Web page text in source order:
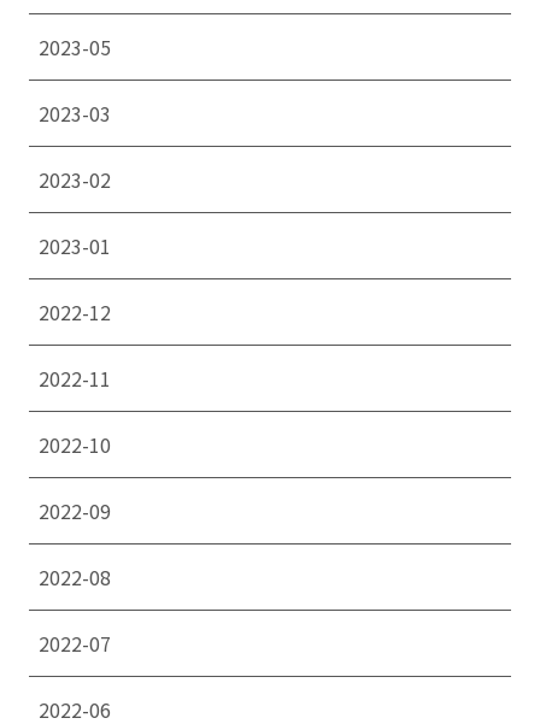
2023-05
2023-03
2023-02
2023-01
2022-12
2022-11
2022-10
2022-09
2022-08
2022-07
2022-06